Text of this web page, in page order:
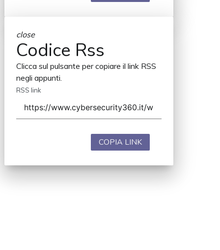
close
Codice Rss
Clicca sul pulsante per copiare il link RSS
negli appunti.
RSS link
COPIA LINK